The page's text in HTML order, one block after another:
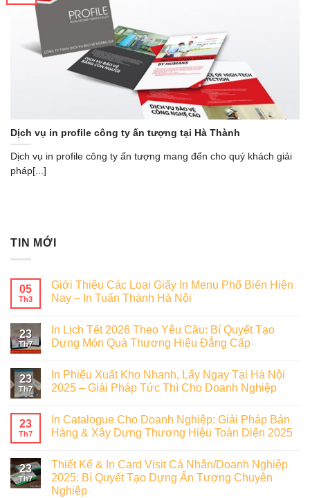
Dịch vụ in profile công ty ấn tượng tại Hà Thành
Dịch vụ in profile công ty ấn tượng mang đến cho quý khách giải
pháp[...]
TIN MỚI
05
Th3
Giới Thiệu Các Loại Giấy In Menu Phổ Biến Hiện
Nay – In Tuấn Thành Hà Nội
23
Th7
In Lịch Tết 2026 Theo Yêu Cầu: Bí Quyết Tạo
Dựng Món Quà Thương Hiệu Đẳng Cấp
23
Th7
In Phiếu Xuất Kho Nhanh, Lấy Ngay Tại Hà Nội
2025 – Giải Pháp Tức Thì Cho Doanh Nghiệp
23
Th7
In Catalogue Cho Doanh Nghiệp: Giải Pháp Bán
Hàng & Xây Dựng Thương Hiệu Toàn Diện 2025
23
Th7
Thiết Kế & In Card Visit Cá Nhân/Doanh Nghiệp
2025: Bí Quyết Tạo Dựng Ấn Tượng Chuyên
Nghiệp